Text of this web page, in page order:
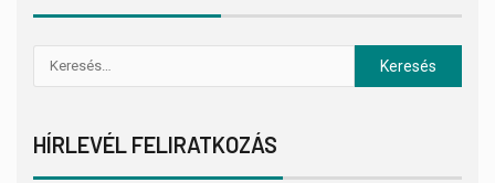
HÍRLEVÉL FELIRATKOZÁS